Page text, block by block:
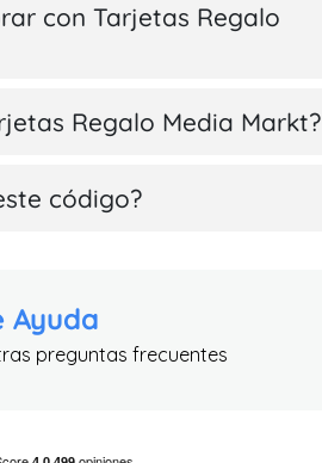
con Tarjetas Regalo
Regalo Media Markt?
código?
Ayuda
preguntas frecuentes